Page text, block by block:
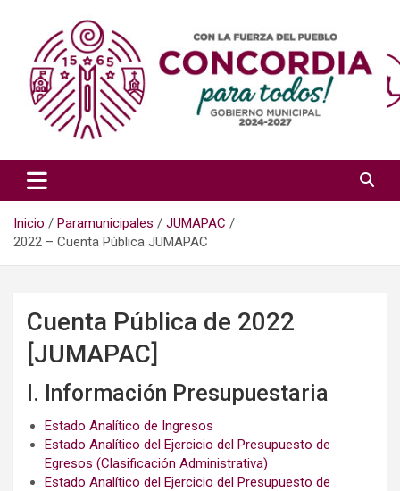
contenido
H. Ayuntamiento de Concordia,
Sin.
Inicio Paramunicipales
JUMAPAC
2022 – Cuenta Pública JUMAPAC
Cuenta Pública de 2022
[JUMAPAC]
I. Información Presupuestaria
Estado Analítico de Ingresos
Estado Analítico del Ejercicio del Presupuesto de
Egresos (Clasificación Administrativa)
Estado Analítico del Ejercicio del Presupuesto de